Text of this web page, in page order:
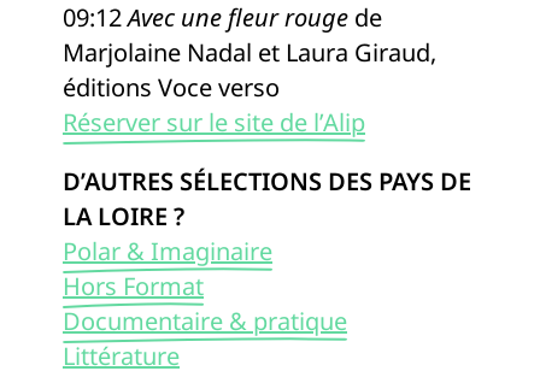
09:12Avec une fleur rouge de
Marjolaine Nadal et Laura Giraud,
éditions Voce verso
Réserver sur le site de l’Alip
D’AUTRES SÉLECTIONS DES PAYS DE
LA LOIRE ?
Polar & Imaginaire
Hors Format
Documentaire & pratique
Littérature